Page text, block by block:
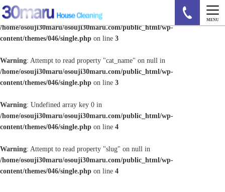
MENU
Warning: Undefined array key 0 in
/home/osouji30maru/osouji30maru.com/public_html/wp-
content/themes/046/single.php on line 3
Warning: Attempt to read property "cat_name" on null in
/home/osouji30maru/osouji30maru.com/public_html/wp-
content/themes/046/single.php on line 3
Warning: Undefined array key 0 in
/home/osouji30maru/osouji30maru.com/public_html/wp-
content/themes/046/single.php on line 4
Warning: Attempt to read property "slug" on null in
/home/osouji30maru/osouji30maru.com/public_html/wp-
content/themes/046/single.php on line 4